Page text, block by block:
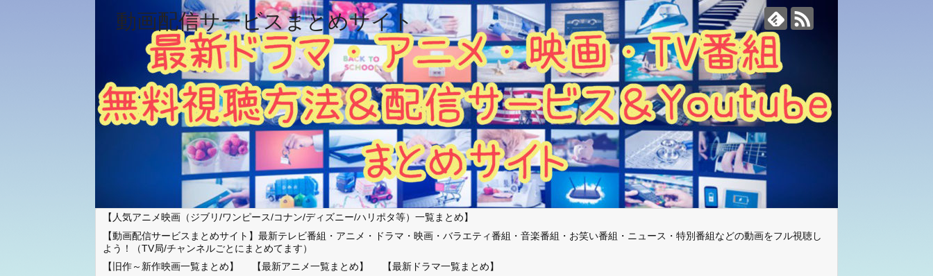
動画配信サービスまとめサイト
【人気アニメ映画（ジブリ/ワンピース/コナン/ディズニー/ハリポタ等）一覧まとめ】
【動画配信サービスまとめサイト】最新テレビ番組・アニメ・ドラマ・映画・バラエティ番組・音楽番組・お笑い番組・ニュース・特別番組などの動画をフル視聴し
よう！（TV局/チャンネルごとにまとめてます）
【旧作～新作映画一覧まとめ】
【最新アニメ一覧まとめ】
【最新ドラマ一覧まとめ】